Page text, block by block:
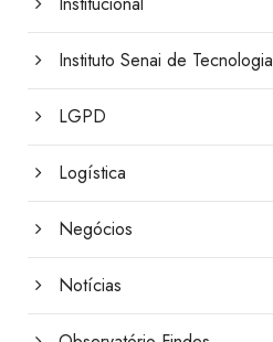
Instituto Senai de Tecnologia
LGPD
Logística
Negócios
Notícias